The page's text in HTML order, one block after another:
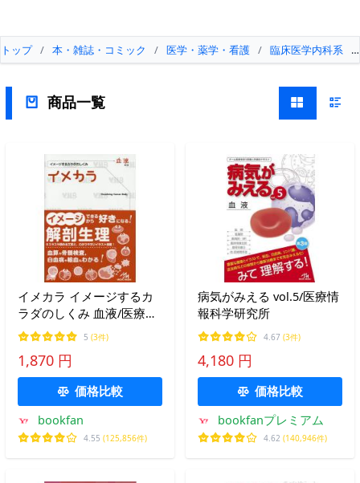
トップ / 本・雑誌・コミック / 医学・薬学・看護 / 臨床医学内科系 /
商品一覧
イメカラ イメージするカ
ラダのしくみ 血液/医療情
報科学研究所 5 (3件)
1,870 円
価格比較
bookfan
4.55 (125,856件)
病気がみえる vol.5/医療情
報科学研究所
4.67 (3件)
4,180 円
価格比較
bookfanプレミアム
4.62 (140,946件)